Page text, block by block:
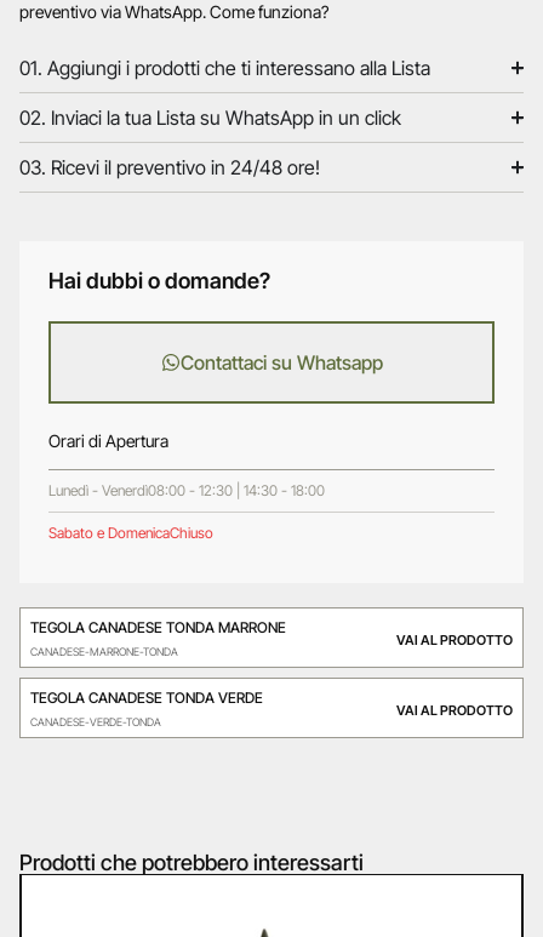
preventivo via WhatsApp. Come funziona?
01. Aggiungi i prodotti che ti interessano alla Lista
02. Inviaci la tua Lista su WhatsApp in un click
03. Ricevi il preventivo in 24/48 ore!
Hai dubbi o domande?
Contattaci su Whatsapp
Orari di Apertura
Lunedì - Venerdì08:00 - 12:30 | 14:30 - 18:00
Sabato e DomenicaChiuso
TEGOLA CANADESE TONDA MARRONE
CANADESE-MARRONE-TONDA
VAI AL PRODOTTO
TEGOLA CANADESE TONDA VERDE
CANADESE-VERDE-TONDA
VAI AL PRODOTTO
Prodotti che potrebbero interessarti